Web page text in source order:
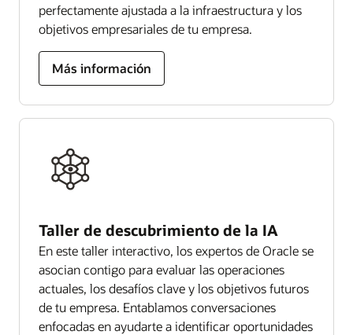
perfectamente ajustada a la infraestructura y los
objetivos empresariales de tu empresa.
Más información
Taller de descubrimiento de la IA
En este taller interactivo, los expertos de Oracle se
asocian contigo para evaluar las operaciones
actuales, los desafíos clave y los objetivos futuros
de tu empresa. Entablamos conversaciones
enfocadas en ayudarte a identificar oportunidades